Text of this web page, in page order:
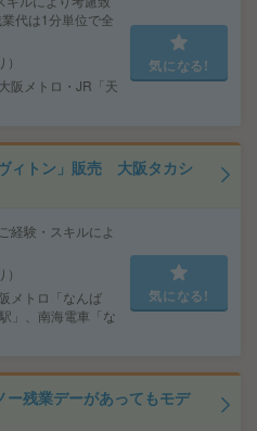
代は1分単位で全
阪メトロ・JR「天
気になる!
ィトン」販売 大阪タカシ
験・スキルによ
メトロ「なんば
」、南海電車「な
気になる!
残業デーがあってもモデ